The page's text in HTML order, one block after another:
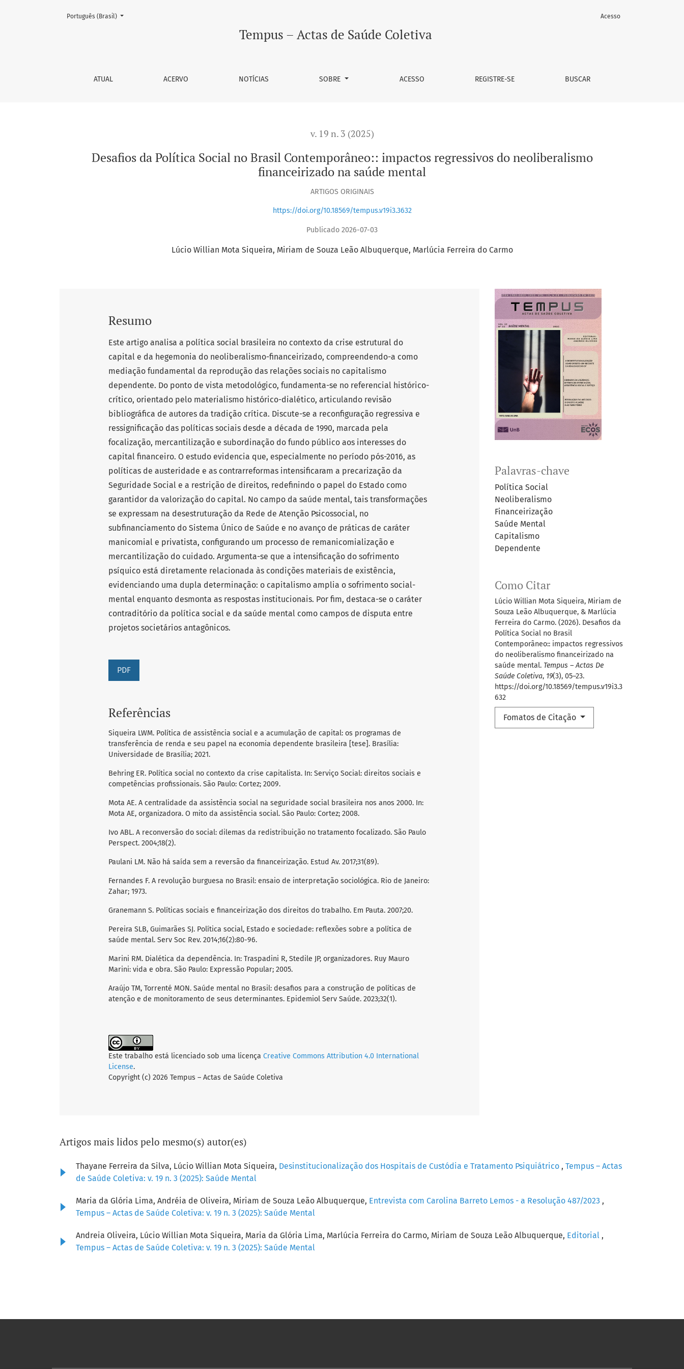
Desafios da Política Social no Brasil Contemporâneo:
Tempus – Actas de Saúde Coletiva
ATUAL ACERVO NOTÍCIAS SOBRE ACESSO REGISTRE-SE BUSCAR
Acesso
Mudar o idioma. O atual é:
Português (Brasil)
v. 19 n. 3 (2025)
Desafios da Política Social no Brasil Contemporâneo:: impactos regressivos do neoliberalismo
financeirizado na saúde mental
ARTIGOS ORIGINAIS
https://doi.org/10.18569/tempus.v19i3.3632
Publicado 2026-07-03
Lúcio Willian Mota Siqueira Miriam de Souza Leão Albuquerque Marlúcia Ferreira do Carmo
Palavras-chave
Política Social
Neoliberalismo
Financeirização
Saúde Mental
Capitalismo
Dependente
Como Citar
Lúcio Willian Mota Siqueira, Miriam de
Souza Leão Albuquerque, & Marlúcia
Ferreira do Carmo. (2026). Desafios da
Política Social no Brasil
Contemporâneo:: impactos regressivos
do neoliberalismo financeirizado na
saúde mental. Tempus – Actas De
Saúde Coletiva, 19(3), 05–23.
https://doi.org/10.18569/tempus.v19i3.3
632
Fomatos de Citação
Resumo
Este artigo analisa a política social brasileira no contexto da crise estrutural do
capital e da hegemonia do neoliberalismo-financeirizado, compreendendo-a como
mediação fundamental da reprodução das relações sociais no capitalismo
dependente. Do ponto de vista metodológico, fundamenta-se no referencial histórico-
crítico, orientado pelo materialismo histórico-dialético, articulando revisão
bibliográfica de autores da tradição crítica. Discute-se a reconfiguração regressiva e
ressignificação das políticas sociais desde a década de 1990, marcada pela
focalização, mercantilização e subordinação do fundo público aos interesses do
capital financeiro. O estudo evidencia que, especialmente no período pós-2016, as
políticas de austeridade e as contrarreformas intensificaram a precarização da
Seguridade Social e a restrição de direitos, redefinindo o papel do Estado como
garantidor da valorização do capital. No campo da saúde mental, tais transformações
se expressam na desestruturação da Rede de Atenção Psicossocial, no
subfinanciamento do Sistema Único de Saúde e no avanço de práticas de caráter
manicomial e privatista, configurando um processo de remanicomialização e
mercantilização do cuidado. Argumenta-se que a intensificação do sofrimento
psíquico está diretamente relacionada às condições materiais de existência,
evidenciando uma dupla determinação: o capitalismo amplia o sofrimento social-
mental enquanto desmonta as respostas institucionais. Por fim, destaca-se o caráter
contraditório da política social e da saúde mental como campos de disputa entre
projetos societários antagônicos.
PDF
Referências
Siqueira LWM. Política de assistência social e a acumulação de capital: os programas de
transferência de renda e seu papel na economia dependente brasileira [tese]. Brasília:
Universidade de Brasília; 2021.
Behring ER. Política social no contexto da crise capitalista. In: Serviço Social: direitos sociais e
competências profissionais. São Paulo: Cortez; 2009.
Mota AE. A centralidade da assistência social na seguridade social brasileira nos anos 2000. In:
Mota AE, organizadora. O mito da assistência social. São Paulo: Cortez; 2008.
Ivo ABL. A reconversão do social: dilemas da redistribuição no tratamento focalizado. São Paulo
Perspect. 2004;18(2).
Paulani LM. Não há saída sem a reversão da financeirização. Estud Av. 2017;31(89).
Fernandes F. A revolução burguesa no Brasil: ensaio de interpretação sociológica. Rio de Janeiro:
Zahar; 1973.
Granemann S. Políticas sociais e financeirização dos direitos do trabalho. Em Pauta. 2007;20.
Pereira SLB, Guimarães SJ. Política social, Estado e sociedade: reflexões sobre a política de
saúde mental. Serv Soc Rev. 2014;16(2):80-96.
Marini RM. Dialética da dependência. In: Traspadini R, Stedile JP, organizadores. Ruy Mauro
Marini: vida e obra. São Paulo: Expressão Popular; 2005.
Araújo TM, Torrenté MON. Saúde mental no Brasil: desafios para a construção de políticas de
atenção e de monitoramento de seus determinantes. Epidemiol Serv Saúde. 2023;32(1).
Este trabalho está licenciado sob uma licença Creative Commons Attribution 4.0 International
License.
Copyright (c) 2026 Tempus – Actas de Saúde Coletiva
Artigos mais lidos pelo mesmo(s) autor(es)
Thayane Ferreira da Silva, Lúcio Willian Mota Siqueira, Desinstitucionalização dos Hospitais de Custódia e Tratamento Psiquiátrico , Tempus – Actas
de Saúde Coletiva: v. 19 n. 3 (2025): Saúde Mental
Maria da Glória Lima, Andréia de Oliveira, Miriam de Souza Leão Albuquerque, Entrevista com Carolina Barreto Lemos - a Resolução 487/2023 ,
Tempus – Actas de Saúde Coletiva: v. 19 n. 3 (2025): Saúde Mental
Andreia Oliveira, Lúcio Willian Mota Siqueira, Maria da Glória Lima, Marlúcia Ferreira do Carmo, Miriam de Souza Leão Albuquerque, Editorial ,
Tempus – Actas de Saúde Coletiva: v. 19 n. 3 (2025): Saúde Mental